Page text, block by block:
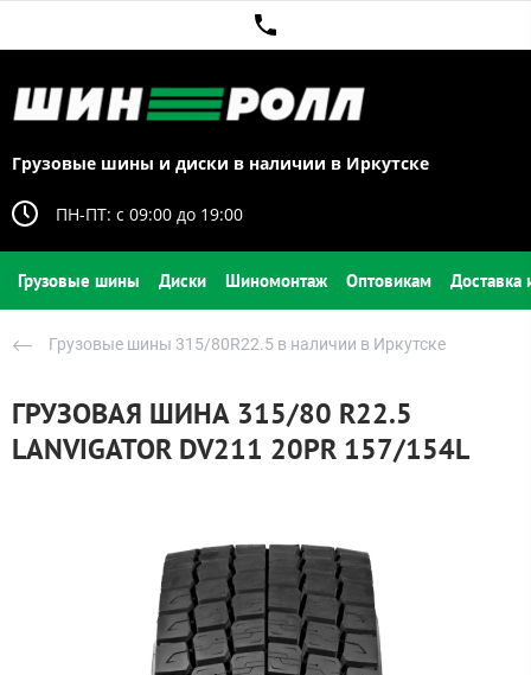
Грузовые шины и диски в наличии в Иркутске
ПН-ПТ: c 09:00 до 19:00
Грузовые шины Диски Шиномонтаж Оптовикам Доставка
Грузовые шины 315/80R22.5 в наличии в Иркутске
ГРУЗОВАЯ ШИНА 315/80 R22.5
LANVIGATOR DV211 20PR 157/154L